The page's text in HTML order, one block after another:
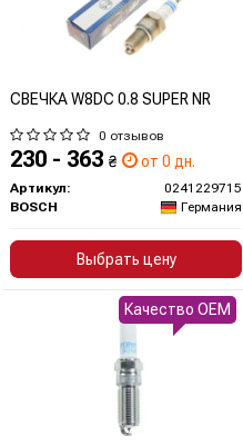
СВЕЧКА W8DC 0.8 SUPER NR
0 отзывов
230 - 363 ₴ от 0 дн.
Артикул:
0241229715
BOSCH
Германия
Выбрать цену
Качество OEM